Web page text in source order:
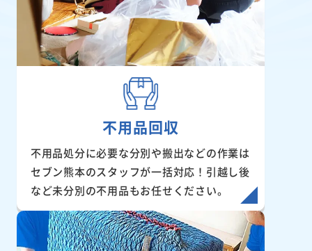
不用品回収
不用品処分に必要な分別や搬出などの作業は
セブン熊本のスタッフが一括対応！引越し後
など未分別の不用品もお任せください。